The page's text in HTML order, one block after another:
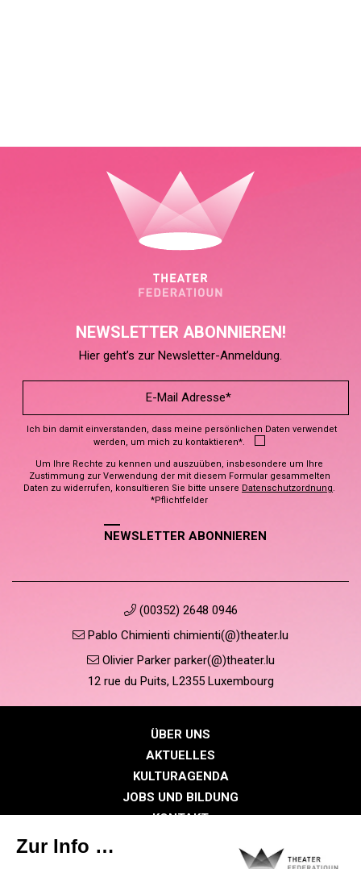
NEWSLETTER ABONNIEREN!
Hier geht’s zur Newsletter-Anmeldung.
Ich bin damit einverstanden, dass meine persönlichen Daten verwendet
werden, um mich zu kontaktieren*.
Um Ihre Rechte zu kennen und auszuüben, insbesondere um Ihre
Zustimmung zur Verwendung der mit diesem Formular gesammelten
Daten zu widerrufen, konsultieren Sie bitte unsere Datenschutzordnung.
*Pflichtfelder
NEWSLETTER ABONNIEREN
(00352) 2648 0946
Pablo Chimienti chimienti(@)theater.lu
Olivier Parker parker(@)theater.lu
12 rue du Puits, L2355 Luxembourg
ÜBER UNS
AKTUELLES
KULTURAGENDA
JOBS UND BILDUNG
KONTAKT
MITGLIEDERBEREICH